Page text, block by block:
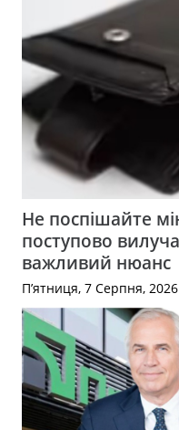
Не поспішайте
поступово
важливий нюанс
П’ятниця, 7 Серпня, 2026